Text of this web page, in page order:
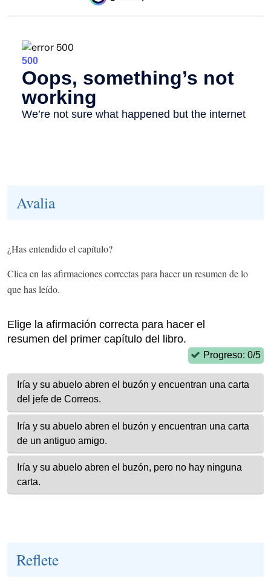
Avalia
¿Has entendido el capítulo?
Clica en las afirmaciones correctas para hacer un resumen de lo
que has leído.
Reflete